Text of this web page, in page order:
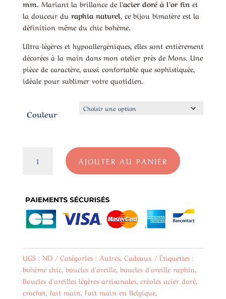
mm . Mariant la brillance de l’acier doré à l’or fin et
la douceur du raphia naturel , ce bijou bimatère est la
définition même du chic bohème.
Ultra-légères et hypoallergéniques, elles sont entièrement
décorées à la main dans mon atelier près de Mons. Une
pièce de caractère, aussi confortable que sophistiquée,
idéale pour sublimer votre quotidien.
Couleur
Acier
Doré
et
(30mm)
AJOUTER AU PANIER
UGS : ND Catégories : Autres, Cadeaux
Étiquettes :
bohème chic, boucles d'oreille, boucles d'oreille raphia
Boucles d'oreilles légères artisanales, créoles acier doré,
crochet, fait main Fait main en Belgique,